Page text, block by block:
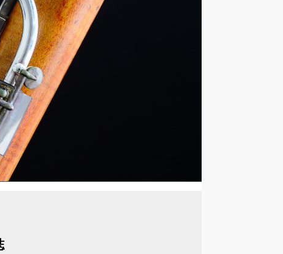
軌道を翔る批評誌
Photo by Naoko Nagasawa